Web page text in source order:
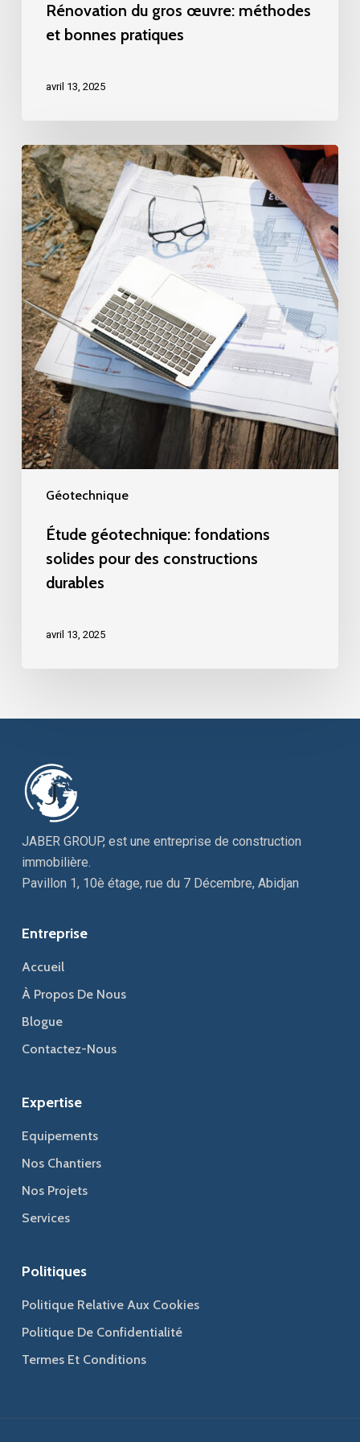
Rénovation du gros œuvre: méthodes
et bonnes pratiques
avril 13, 2025
Géotechnique
Étude
géotechnique:
fondations
solides
pour
des
constructions
durables
Étude géotechnique: fondations
solides pour des constructions
durables
avril 13, 2025
JABER GROUP, est une entreprise de construction
immobilière.
Pavillon 1, 10è étage, rue du 7 Décembre, Abidjan
Entreprise
Accueil
À Propos De Nous
Blogue
Contactez-Nous
Expertise
Equipements
Nos Chantiers
Nos Projets
Services
Politiques
Politique Relative Aux Cookies
Politique De Confidentialité
Termes Et Conditions